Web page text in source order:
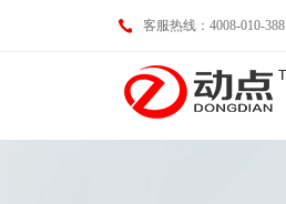
客服热线：4008-010-388